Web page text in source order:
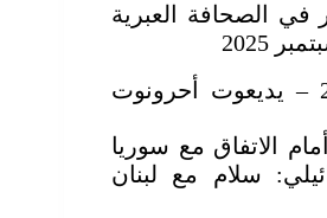
في الصحافة العبرية
2025
27 سبتمبر 2025 – يديعوت أحرونوت
الاتفاق مع سوريا
سلام مع لبنان